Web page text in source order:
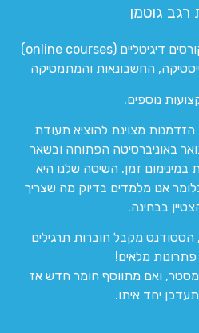
רגב גוטמן
המרכז המוביל והמקצועי לקורסים דיגיטליים (online courses)
החשבונאות והמתמטיקה
נוספים.
הזדמנות מצוינת להוציא תעודת
באוניברסיטה הפתוחה ובשאר
במינימום זמן. השיטה שלנו היא
אנו מלמדים בדיוק מה שצריך
בבחינה.
הסטודנט מקבל חוברות תרגילים
מלאים!
ואם מתווסף חומר חדש אז
יחד איתו.